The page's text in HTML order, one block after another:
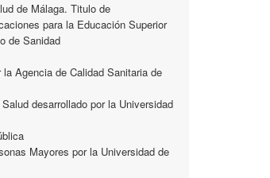
de Málaga. Titulo de
para la Educación Superior
de Sanidad
Agencia de Calidad Sanitaria de
desarrollado por la Universidad
Mayores por la Universidad de